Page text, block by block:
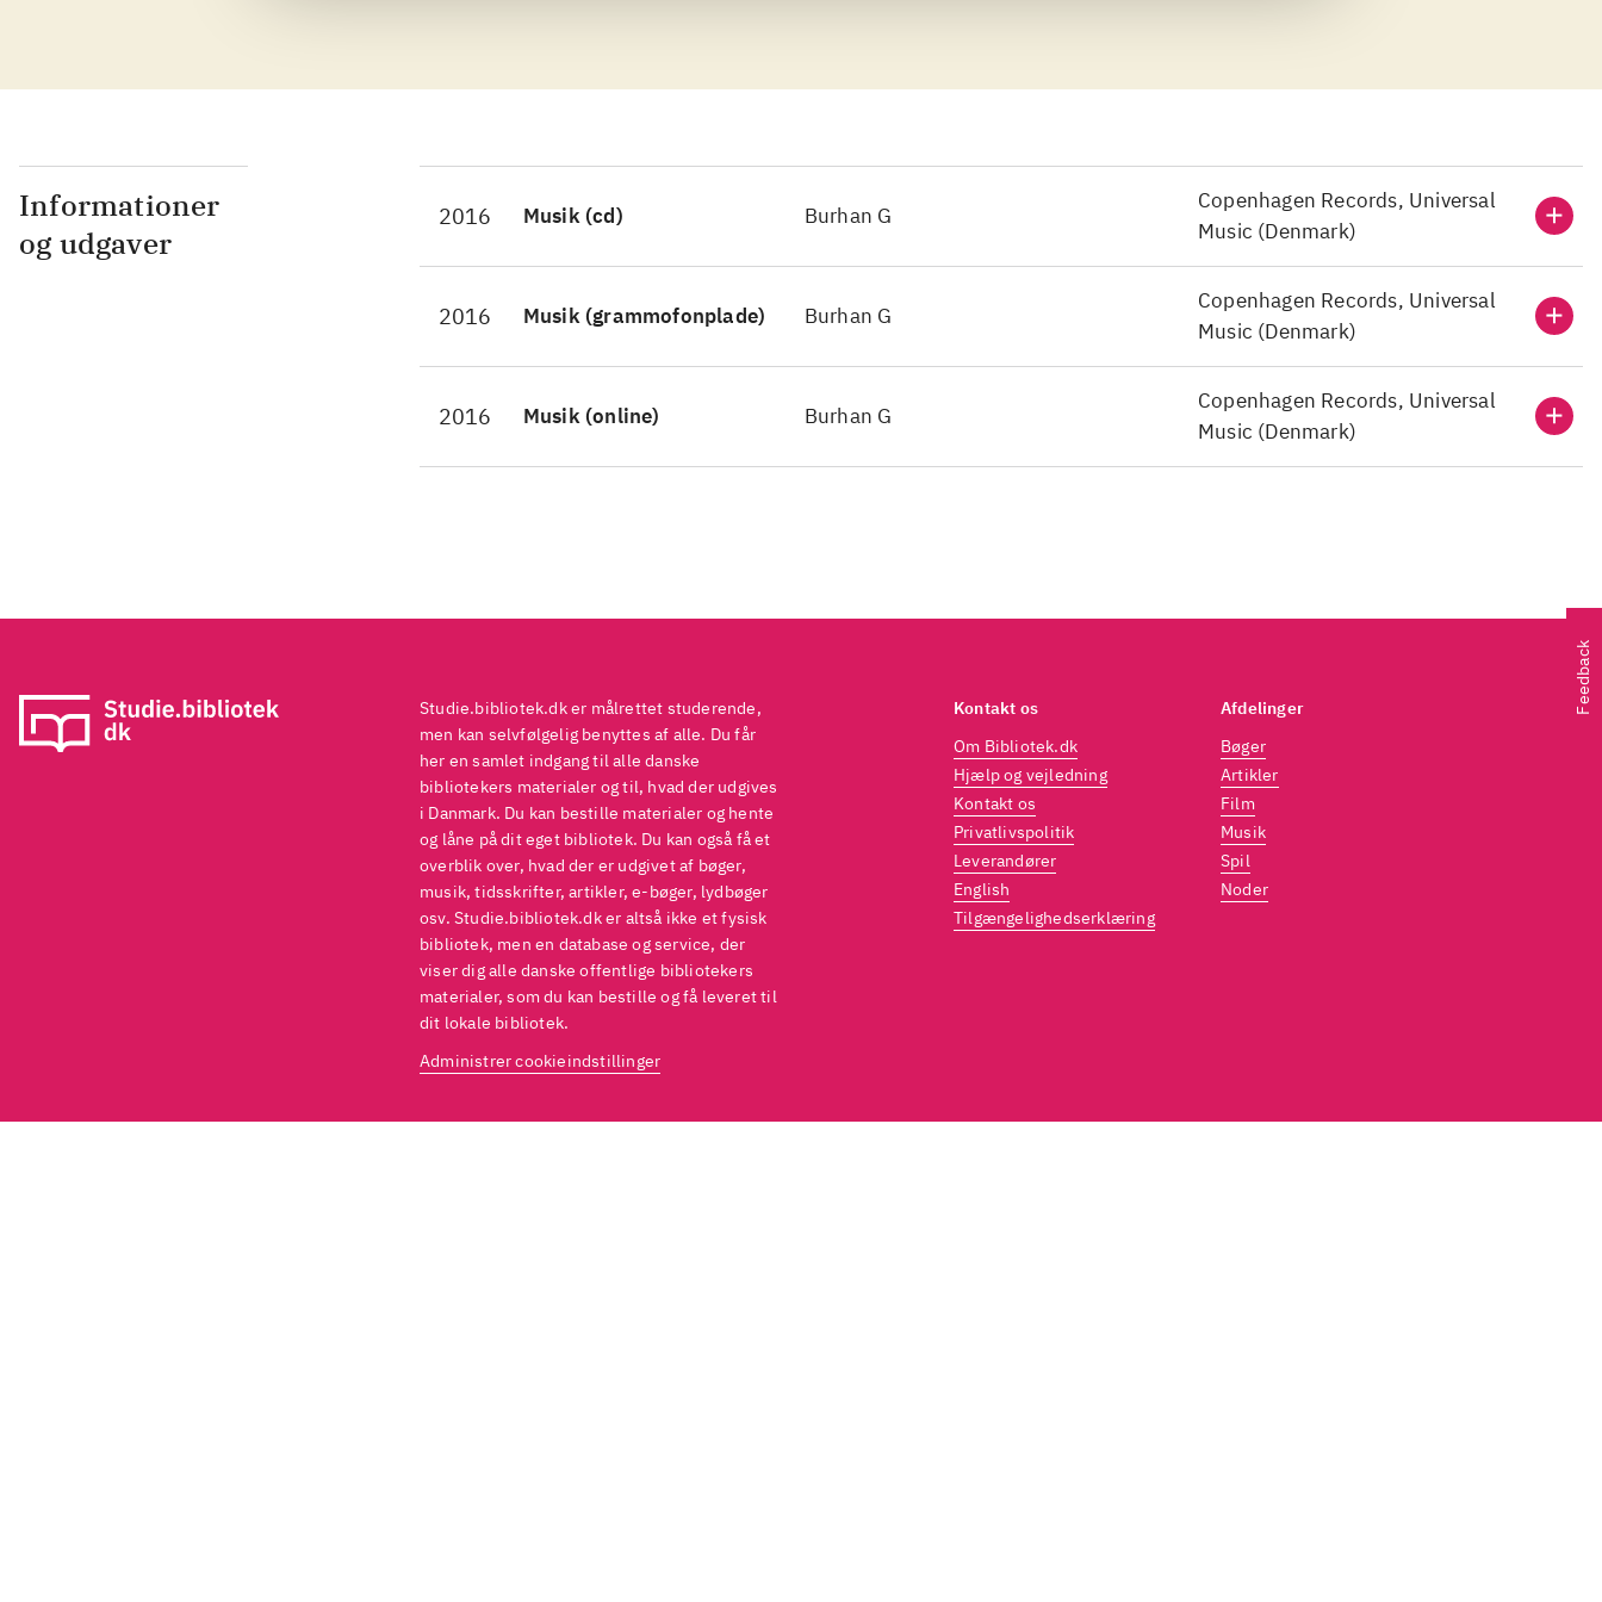
det ikke det værste, man kan lægge ører til.
det ikke det værste,
Informationer
og udgaver
2016 Musik (cd) Burhan G
Copenhagen Records, Universal
Music (Denmark)
2016 Musik (grammofonplade) Burhan G
Copenhagen Records, Universal
Music (Denmark)
2016 Musik (online) Burhan G
Copenhagen Records, Universal
Music (Denmark)
Feedback
Studie.bibliotek.dk er målrettet studerende,
men kan selvfølgelig benyttes af alle. Du får
her en samlet indgang til alle danske
bibliotekers materialer og til, hvad der udgives
i Danmark. Du kan bestille materialer og hente
og låne på dit eget bibliotek. Du kan også få et
overblik over, hvad der er udgivet af bøger,
musik, tidsskrifter, artikler, e-bøger, lydbøger
osv. Studie.bibliotek.dk er altså ikke et fysisk
bibliotek, men en database og service, der
viser dig alle danske offentlige bibliotekers
materialer, som du kan bestille og få leveret til
dit lokale bibliotek.
Administrer cookieindstillinger
Kontakt os
Om Bibliotek.dk
Hjælp og vejledning
Kontakt os
Privatlivspolitik
Leverandører
English
Tilgængelighedserklæring
Afdelinger
Bøger
Artikler
Film
Musik
Spil
Noder